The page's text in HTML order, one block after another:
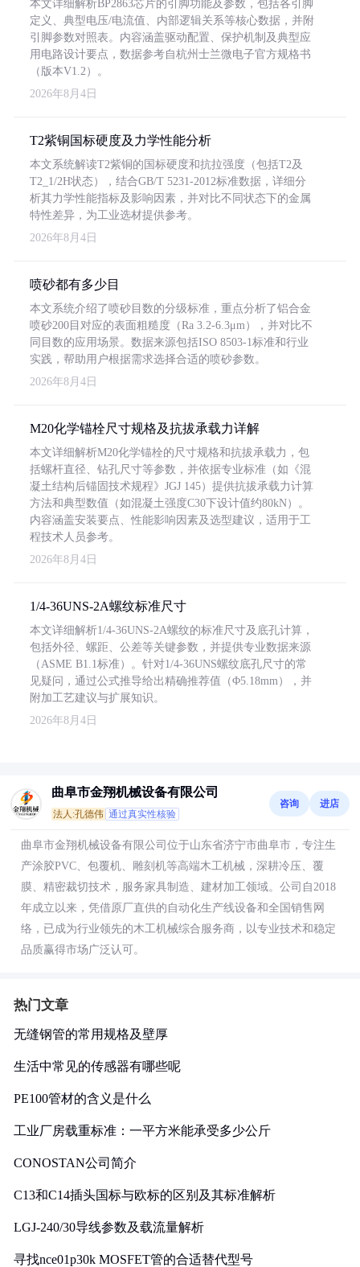
本文详细解析BP2863芯片的引脚功能及参数，包括各引脚
定义、典型电压/电流值、内部逻辑关系等核心数据，并附
引脚参数对照表。内容涵盖驱动配置、保护机制及典型应
用电路设计要点，数据参考自杭州士兰微电子官方规格书
（版本V1.2）。
2026年8月4日
T2紫铜国标硬度及力学性能分析
本文系统解读T2紫铜的国标硬度和抗拉强度（包括T2及
T2_1/2H状态），结合GB/T 5231-2012标准数据，详细分
析其力学性能指标及影响因素，并对比不同状态下的金属
特性差异，为工业选材提供参考。
2026年8月4日
喷砂都有多少目
本文系统介绍了喷砂目数的分级标准，重点分析了铝合金
喷砂200目对应的表面粗糙度（Ra 3.2-6.3μm），并对比不
同目数的应用场景。数据来源包括ISO 8503-1标准和行业
实践，帮助用户根据需求选择合适的喷砂参数。
2026年8月4日
M20化学锚栓尺寸规格及抗拔承载力详解
本文详细解析M20化学锚栓的尺寸规格和抗拔承载力，包
括螺杆直径、钻孔尺寸等参数，并依据专业标准（如《混
凝土结构后锚固技术规程》JGJ 145）提供抗拔承载力计算
方法和典型数值（如混凝土强度C30下设计值约80kN）。
内容涵盖安装要点、性能影响因素及选型建议，适用于工
程技术人员参考。
2026年8月4日
1/4-36UNS-2A螺纹标准尺寸
本文详细解析1/4-36UNS-2A螺纹的标准尺寸及底孔计算，
包括外径、螺距、公差等关键参数，并提供专业数据来源
（ASME B1.1标准）。针对1/4-36UNS螺纹底孔尺寸的常
见疑问，通过公式推导给出精确推荐值（Φ5.18mm），并
附加工艺建议与扩展知识。
2026年8月4日
曲阜市金翔机械设备有限公司
法人:孔德伟 通过真实性核验
咨询 进店
曲阜市金翔机械设备有限公司位于山东省济宁市曲阜市，专注生
产涂胶PVC、包覆机、雕刻机等高端木工机械，深耕冷压、覆
膜、精密裁切技术，服务家具制造、建材加工领域。公司自2018
年成立以来，凭借原厂直供的自动化生产线设备和全国销售网
络，已成为行业领先的木工机械综合服务商，以专业技术和稳定
品质赢得市场广泛认可。
热门文章
无缝钢管的常用规格及壁厚
生活中常见的传感器有哪些呢
PE100管材的含义是什么
工业厂房载重标准：一平方米能承受多少公斤
CONOSTAN公司简介
C13和C14插头国标与欧标的区别及其标准解析
LGJ-240/30导线参数及载流量解析
寻找nce01p30k MOSFET管的合适替代型号